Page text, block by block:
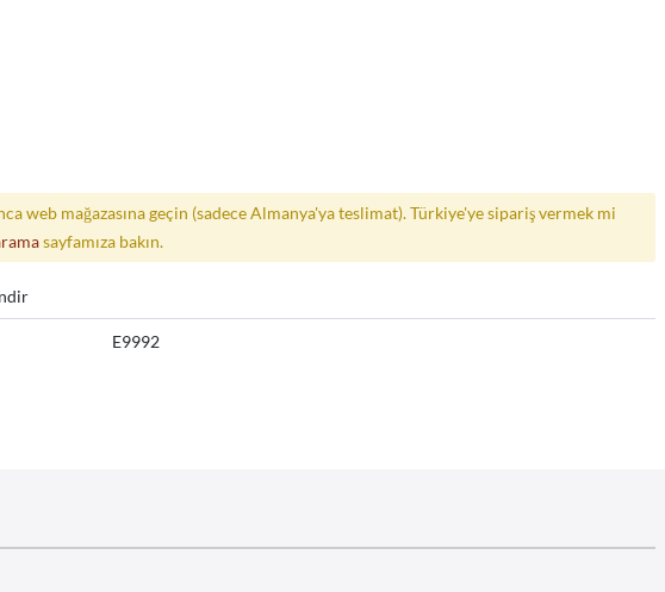
web mağazasına geçin (sadece Almanya'ya teslimat). Türkiye'ye sipariş vermek mi
sayfamıza bakın.
E9992